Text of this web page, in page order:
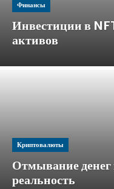
Финансы
Инвестиции в
активов
Криптовалюты
Отмывание
реальность